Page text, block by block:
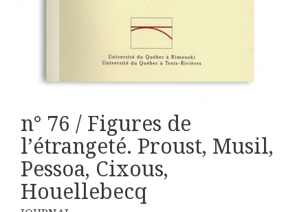
n° 76 / Figures de
l’étrangeté. Proust, Musil,
Pessoa, Cixous,
Houellebecq